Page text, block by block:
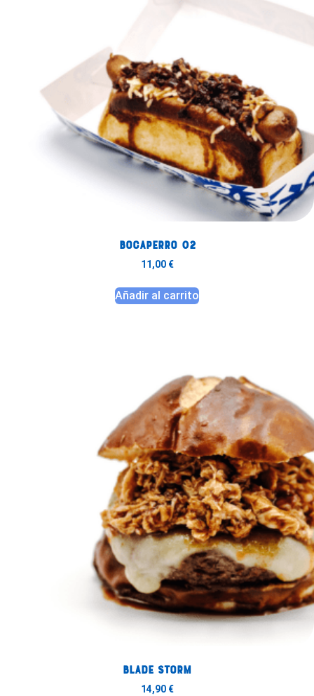
Bocaperro 02
11,00 €
Añadir al carrito
BLADE STORM
14,90 €